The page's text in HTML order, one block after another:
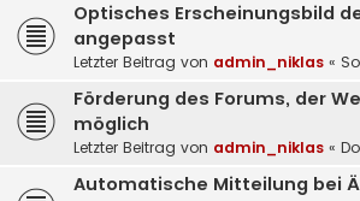
Optisches Erscheinungsbild
angepasst
Letzter Beitrag von admin_niklas «
Förderung des Forums, der
möglich
Letzter Beitrag von admin_niklas «
Automatische Mitteilung bei